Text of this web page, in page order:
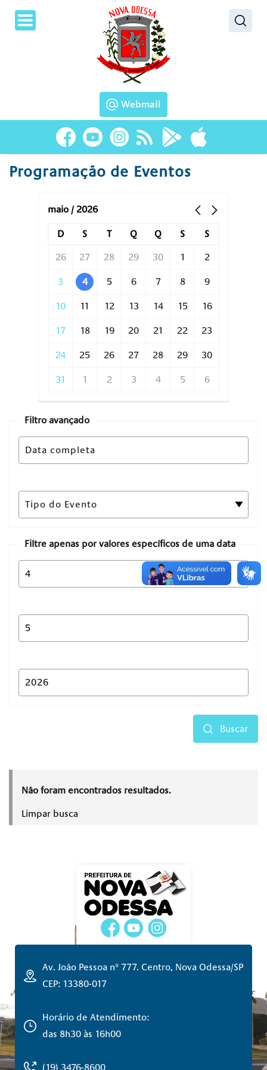
Webmail
Programação de Eventos
maio / 2026
D S T Q Q S S
26 27 28 29 30 1 2
3 4 5 6 7 8 9
10 11 12 13 14 15 16
17 18 19 20 21 22 23
24 25 26 27 28 29 30
31 1 2 3 4 5 6
Filtro avançado
Filtre apenas por valores específicos de uma data
Buscar
Não foram encontrados resultados.
Limpar busca
Av. João Pessoa nº 777. Centro, Nova Odessa/SP
CEP: 13380-017
Horário de Atendimento:
das 8h30 às 16h00